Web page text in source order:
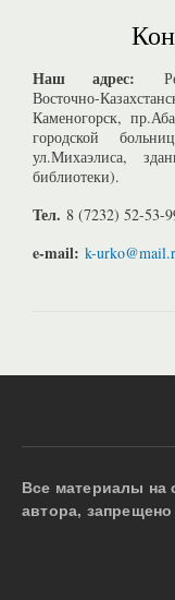
Наш адрес:
Восточно-
Каменогорск,
городской
ул.Михаэлиса,
библиотеки).
Тел. 8 (7232) 52-53-
e-mail: k-
Все материалы на
автора,